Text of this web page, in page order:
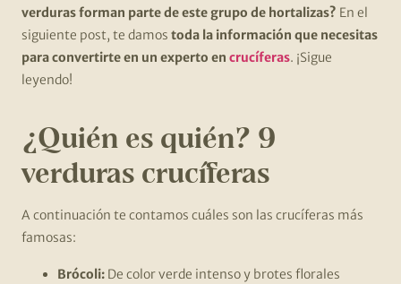
verduras forman parte de este grupo de hortalizas? En el
siguiente post, te damos toda la información que necesitas
para convertirte en un experto en crucíferas. ¡Sigue
leyendo!
¿Quién es quién? 9
verduras crucíferas
A continuación te contamos cuáles son las crucíferas más
famosas:
Brócoli: De color verde intenso y brotes florales